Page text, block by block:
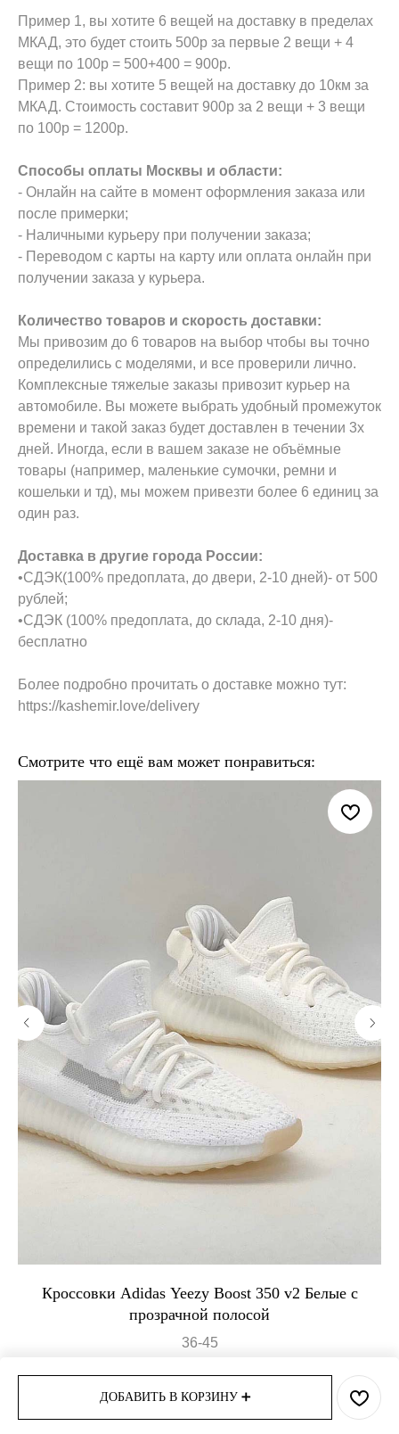
ДОБАВИТЬ В КОРЗИНУ ➕
Пример 1, вы хотите 6 вещей на доставку в пределах
МКАД, это будет стоить 500р за первые 2 вещи + 4
вещи по 100р = 500+400 = 900р.
Пример 2: вы хотите 5 вещей на доставку до 10км за
МКАД. Стоимость составит 900р за 2 вещи + 3 вещи
по 100р = 1200р.
Способы оплаты Москвы и области:
- Онлайн на сайте в момент оформления заказа или
после примерки;
- Наличными курьеру при получении заказа;
- Переводом с карты на карту или оплата онлайн при
получении заказа у курьера.
Количество товаров и скорость доставки:
Мы привозим до 6 товаров на выбор чтобы вы точно
определились с моделями, и все проверили лично.
Комплексные тяжелые заказы привозит курьер на
автомобиле. Вы можете выбрать удобный промежуток
времени и такой заказ будет доставлен в течении 3х
дней. Иногда, если в вашем заказе не объёмные
товары (например, маленькие сумочки, ремни и
кошельки и тд), мы можем привезти более 6 единиц за
один раз.
Доставка в другие города России:
•СДЭК(100% предоплата, до двери, 2-10 дней)- от 500
рублей;
•СДЭК (100% предоплата, до склада, 2-10 дня)-
бесплатно
Более подробно прочитать о доставке можно тут:
https://kashemir.love/delivery
Смотрите что ещё вам может понравиться:
Кроссовки Adidas Yeezy Boost 350 v2 Белые с
прозрачной полосой
36-45
11 500 р.17 500 р.